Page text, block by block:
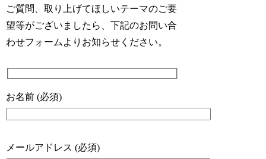
ご質問、取り上げてほしいテーマのご要
望等がございましたら、下記のお問い合
わせフォームよりお知らせください。
お名前 (必須)
メールアドレス (必須)